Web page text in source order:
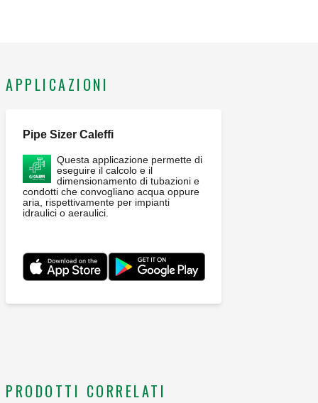
APPLICAZIONI
Pipe Sizer Caleffi
Questa applicazione permette di
eseguire il calcolo e il
dimensionamento di tubazioni e
condotti che convogliano acqua oppure
aria, rispettivamente per impianti
idraulici o aeraulici.
PRODOTTI CORRELATI